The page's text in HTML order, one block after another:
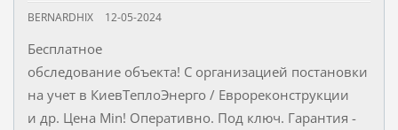
BERNARDHIX 12-05-2024
Бесплатное
обследование объекта! С организацией постановки
на учет в КиевТеплоЭнерго / Еврореконструкции
и др. Цена Min! Оперативно. Под ключ. Гарантия -